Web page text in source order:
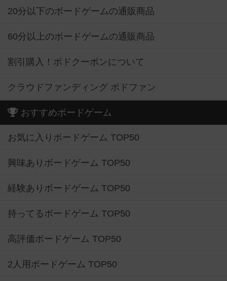
20分以下のボードゲームの通販商品
60分以上のボードゲームの通販商品
割引購入！ボドクーポンについて
クラウドファンディング ボドファン
おすすめボードゲーム
お気に入りボードゲーム TOP50
興味ありボードゲーム TOP50
経験ありボードゲーム TOP50
持ってるボードゲーム TOP50
高評価ボードゲーム TOP50
2人用ボードゲーム TOP50